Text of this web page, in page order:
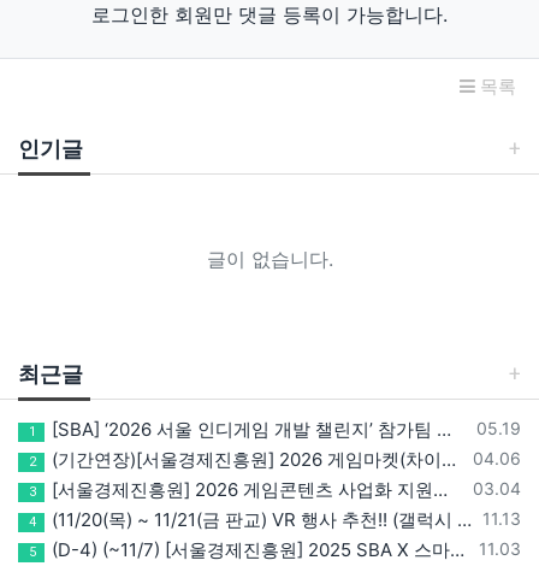
로그인한 회원만 댓글 등록이 가능합니다.
목록
인기글
글이 없습니다.
최근글
등록일
05.19
1 [SBA] ‘2026 서울 인디게임 개발 챌린지’ 참가팀 모집
등록일
04.06
2 (기간연장)[서울경제진흥원] 2026 게임마켓(차이나조이, BIC, 지스타) 서울관 참가기업 모집!(~5/8 15:00)
등록일
03.04
3 [서울경제진흥원] 2026 게임콘텐츠 사업화 지원사업 참가기업 모집(~3/26까지)
등록일
11.13
4 (11/20(목) ~ 11/21(금 판교) VR 행사 추천!! (갤럭시 XR/ 애플 비전프로 등 기기 체험, 메타퀘스트 경품)
등록일
11.03
5 (D-4) (~11/7) [서울경제진흥원] 2025 SBA X 스마일게이트, ‘게임랩 with STOVE INDIE’ 참가기업 모집